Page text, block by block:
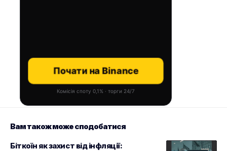
Почати на Binance
Комісія споту 0,1% · торги 24/7
Вам також може сподобатися
Біткоїн як захист від інфляції: